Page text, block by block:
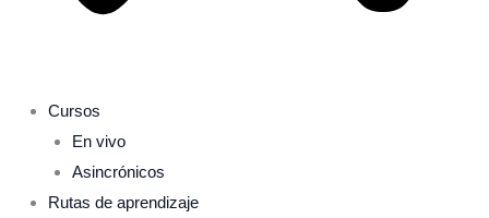
Cursos
En vivo
Asincrónicos
Rutas de aprendizaje